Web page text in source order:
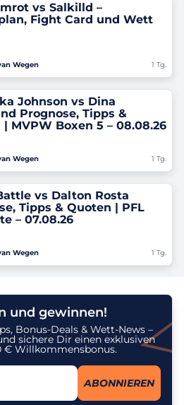
vs Salkilld –
Fight Card und Wett
Wegen 1 Tg.
Johnson vs Dina
Prognose, Tipps &
MVPW Boxen 5 – 08.08.26
Wegen 1 Tg.
vs Dalton Rosta
Tipps & Quoten ‎| PFL
– 07.08.26
Wegen 1 Tg.
und gewinnen!
Bonus-Deals & Wett-News –
sichere Dir einen exklusiven
€ Willkommensbonus.
ABONNIEREN